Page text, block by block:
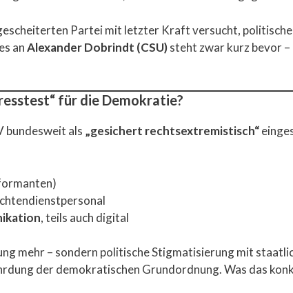
Partei mit letzter Kraft versucht,
anAlexander Dobrindt (CSU)steht zwar kurz bevor
für die Demokratie?
bundesweit als „gesichert rechtsextremistisch“
, teils auch digital
mehr – sondern politische Stigmatisierung mit
der demokratischen Grundordnung. Was das